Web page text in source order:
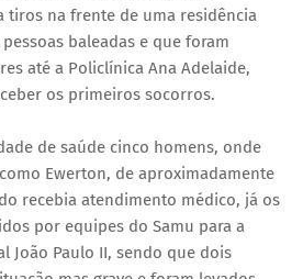
tiros na frente de uma residência
baleadas e que foram
até a Policlínica Ana Adelaide,
os primeiros socorros.
de saúde cinco homens, onde
Ewerton, de aproximadamente
recebia atendimento médico, já os
por equipes do Samu para a
João Paulo II, sendo que dois